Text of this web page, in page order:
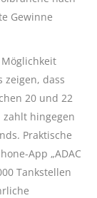
Gewinne
zeigen, dass
20 und 22
hingegen
Praktische
App „ADAC
Tankstellen